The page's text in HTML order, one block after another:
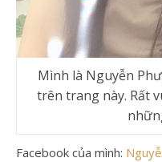
Mình là Nguyễn
trên trang này. Rất
Facebook của mình: